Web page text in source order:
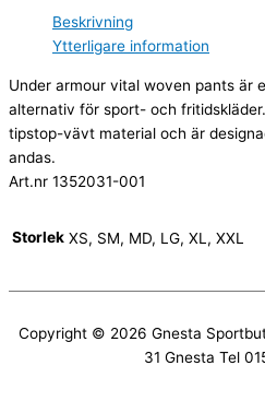
Beskrivning
Ytterligare information
Under armour vital woven pants är
alternativ för sport- och
tipstop-vävt material och är
andas.
Art.nr 1352031-001
Storlek XS, SM, MD, LG, XL, XXL
Copyright © 2026 Gnesta
31 Gnesta Tel